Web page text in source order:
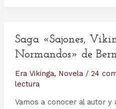
Saga «Sajones,
Normandos» de
Era Vikinga, Novela/ 24
lectura
Vamos a conocer al autor